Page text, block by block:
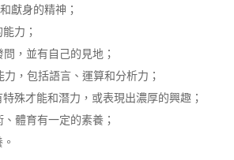
身的精神；
力；
並有自己的見地；
包括語言、運算和分析力；
才能和潛力，或表現出濃厚的興趣；
育有一定的素養；